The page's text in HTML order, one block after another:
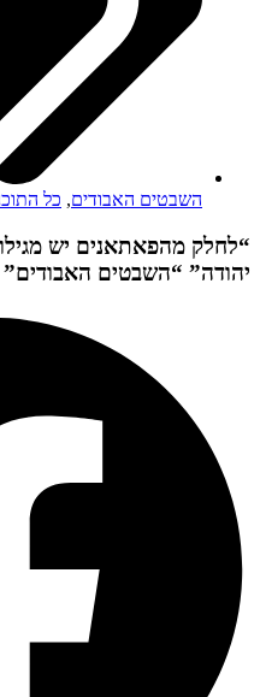
השבטים האבודים, כל
“לחלק מהפאתאנים יש
יהודה” “השבטים האבודים” פרק 2 אייל בארי